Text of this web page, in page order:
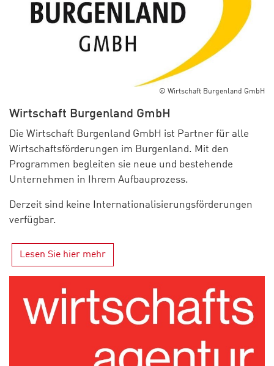
© Wirtschaft Burgenland GmbH
Wirtschaft Burgenland GmbH
Die Wirtschaft Burgenland GmbH ist Partner für alle
Wirtschaftsförderungen im Burgenland. Mit den
Programmen begleiten sie neue und bestehende
Unternehmen in Ihrem Aufbauprozess.
Derzeit sind keine Internationalisierungsförderungen
verfügbar.
Lesen Sie hier mehr